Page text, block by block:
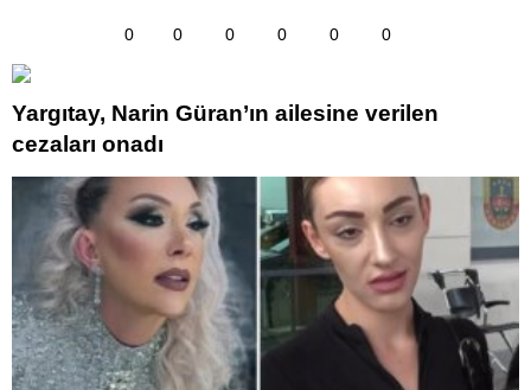
0 0 0 0 0 0
Yargıtay, Narin Güran’ın ailesine verilen
cezaları onadı